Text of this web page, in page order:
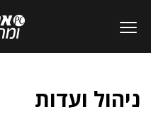
ניהול ועדות